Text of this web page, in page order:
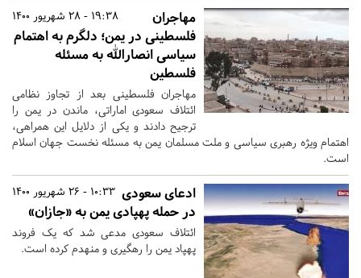
19:38 - 28 شهریور 1400
مهاجران
فلسطینی در یمن؛ دلگرم به اهتمام
سیاسی انصارالله به مسئله
فلسطین
مهاجران فلسطینی بعد از تجاوز نظامی
ائتلاف سعودی اماراتی، ماندن در یمن را
ترجیح دادند و یکی از دلایل این همراهی،
اهتمام ویژه رهبری سیاسی و ملت مسلمان یمن به مسئله نخست جهان اسلام
است.
10:33 - 26 شهریور 1400 ادعای سعودی
در حمله پهپادی یمن به «جازان»
ائتلاف سعودی مدعی شد که یک فروند
پهپاد یمن را رهگیری و منهدم کرده است.